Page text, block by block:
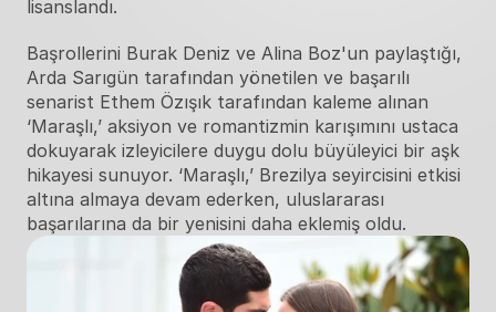
lisanslandı.
Başrollerini Burak Deniz ve Alina Boz'un paylaştığı,
Arda Sarıgün tarafından yönetilen ve başarılı
senarist Ethem Özışık tarafından kaleme alınan
‘Maraşlı,’ aksiyon ve romantizmin karışımını ustaca
dokuyarak izleyicilere duygu dolu büyüleyici bir aşk
hikayesi sunuyor. ‘Maraşlı,’ Brezilya seyircisini etkisi
altına almaya devam ederken, uluslararası
başarılarına da bir yenisini daha eklemiş oldu.